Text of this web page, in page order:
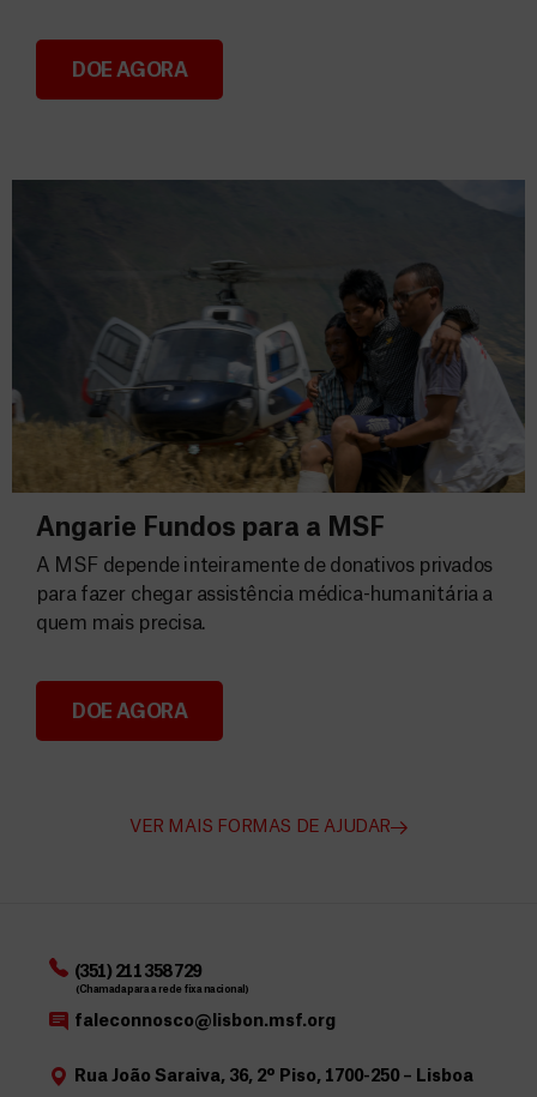
Consignação do IRS 2026
DOE AGORA
Angarie Fundos para a MSF
Angarie Fundos para a MSF
A MSF depende inteiramente de donativos privados
para fazer chegar assistência médica-humanitária a
quem mais precisa.
DOE AGORA
VER MAIS FORMAS DE AJUDAR
(351) 211 358 729
(Chamada para a rede fixa nacional)
faleconnosco@lisbon.msf.org
Rua João Saraiva, 36, 2º Piso, 1700-250 – Lisboa